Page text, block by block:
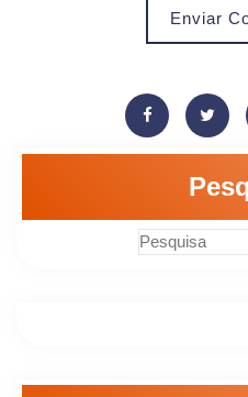
Enviar